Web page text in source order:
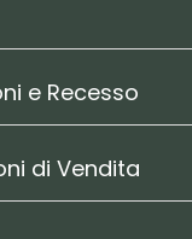
e Recesso
di Vendita